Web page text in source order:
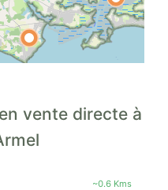
vente directe à
~0.6 Kms